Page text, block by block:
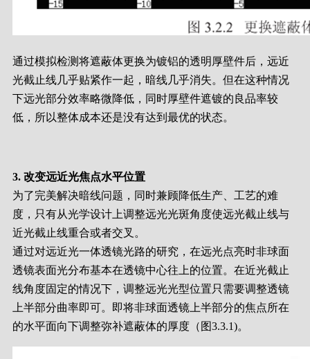
通过模拟检测将遮蔽体更换为镀铝的透明厚壁件后，远近
光截止线几乎贴紧作一起，暗线几乎消失。但在这种情况
下远光部分效率略微降低，同时厚壁件遮镀的良品率较
低，所以整体成本还是没有达到最优的状态。
3. 改变远近光焦点水平位置
为了完美解决暗线问题，同时兼顾降低生产、工艺的难
度，只有从光学设计上调整远光光斑角度使远光截止线与
近光截止线重合或者交叉。
通过对远近光一体透镜光路的研究，在远光点亮时非球面
透镜表面光分布基本在透镜中心往上的位置。在近光截止
线角度固定的情况下，调整远光光型位置只需要调整透镜
上半部分曲率即可。即将非球面透镜上半部分的焦点所在
的水平面向下调整弥补遮蔽体的厚度（图3.3.1)。